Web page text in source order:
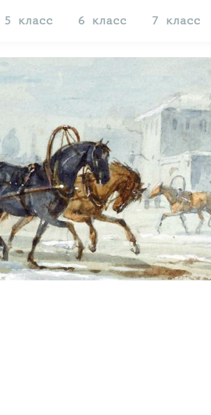
5 класс 6 класс 7 класс